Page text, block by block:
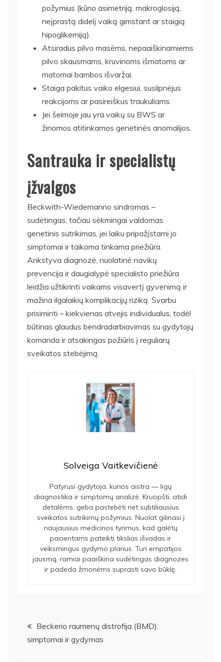
požymius (kūno asimetriją, makroglosiją,
neįprastą didelį vaiką gimstant ar staigią
hipoglikemiją).
Atsiradus pilvo masėms, nepaaiškinamiems
pilvo skausmams, kruvinoms išmatoms ar
matomai bambos išvaržai.
Staiga pakitus vaiko elgesiui, susilpnėjus
reakcijoms ar pasireiškus traukuliams.
Jei šeimoje jau yra vaikų su BWS ar
žinomos atitinkamos genetinės anomalijos.
Santrauka ir specialistų
įžvalgos
Beckwith-Wiedemanno sindromas –
sudėtingas, tačiau sėkmingai valdomas
genetinis sutrikimas, jei laiku pripažįstami jo
simptomai ir taikoma tinkama priežiūra.
Ankstyva diagnozė, nuolatinė navikų
prevencija ir daugialypė specialisto priežiūra
leidžia užtikrinti vaikams visavertį gyvenimą ir
mažina ilgalaikių komplikacijų riziką. Svarbu
prisiminti – kiekvienas atvejis individualus, todėl
būtinas glaudus bendradarbiavimas su gydytojų
komanda ir atsakingas požiūris į reguliarų
sveikatos stebėjimą.
Solveiga Vaitkevičienė
Patyrusi gydytoja, kurios aistra — ligų
diagnostika ir simptomų analizė. Kruopšti, atidi
detalėms, geba pastebėti net subtiliausius
sveikatos sutrikimų požymius. Nuolat gilinasi į
naujausius medicinos tyrimus, kad galėtų
pacientams pateikti tikslias išvadas ir
veiksmingus gydymo planus. Turi empatijos
jausmą, ramiai paaiškina sudėtingas diagnozes
ir padeda žmonėms suprasti savo būklę.
Navigacija
tarp
Beckerio raumenų distrofija (BMD):
simptomai ir gydymas